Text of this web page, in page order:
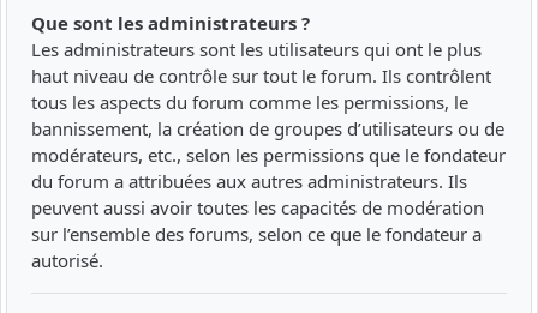
Que sont les administrateurs ?
Les administrateurs sont les utilisateurs qui ont le plus
haut niveau de contrôle sur tout le forum. Ils contrôlent
tous les aspects du forum comme les permissions, le
bannissement, la création de groupes d’utilisateurs ou de
modérateurs, etc., selon les permissions que le fondateur
du forum a attribuées aux autres administrateurs. Ils
peuvent aussi avoir toutes les capacités de modération
sur l’ensemble des forums, selon ce que le fondateur a
autorisé.